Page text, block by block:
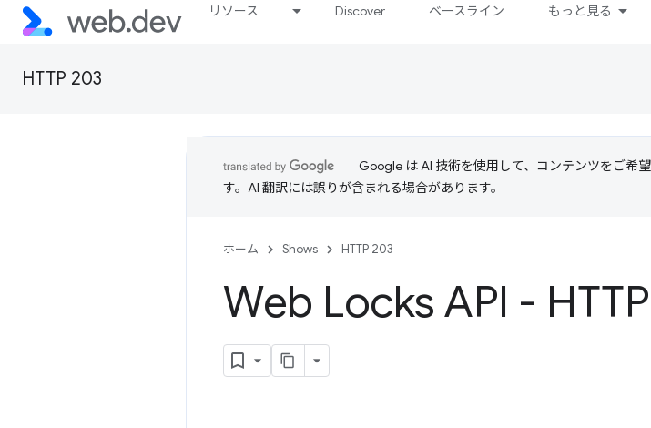
リソース Discover ベースライン もっと見る
HTTP 203
Google は AI 技術を使用して、コンテンツをご希
す。AI 翻訳には誤りが含まれる場合があります。
ホーム Shows HTTP 203
Web Locks API -